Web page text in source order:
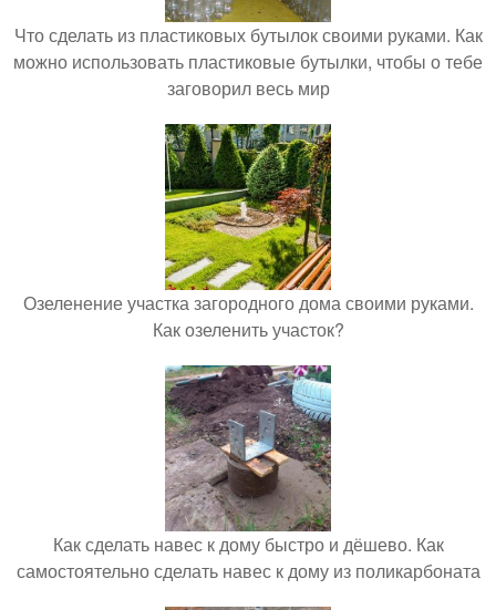
Что сделать из пластиковых бутылок своими руками. Как
можно использовать пластиковые бутылки, чтобы о тебе
заговорил весь мир
Озеленение участка загородного дома своими руками.
Как озеленить участок?
Как сделать навес к дому быстро и дёшево. Как
самостоятельно сделать навес к дому из поликарбоната